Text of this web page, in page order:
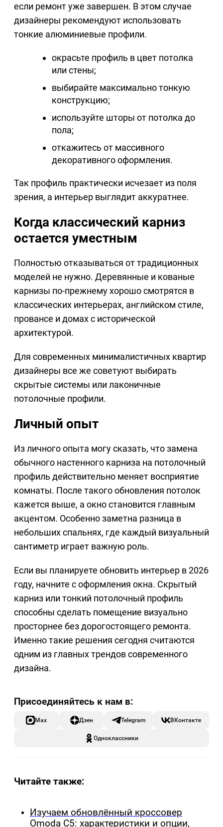
если ремонт уже завершен. В этом случае
дизайнеры рекомендуют использовать
тонкие алюминиевые профили.
окрасьте профиль в цвет потолка
или стены;
выбирайте максимально тонкую
конструкцию;
используйте шторы от потолка до
пола;
откажитесь от массивного
декоративного оформления.
Так профиль практически исчезает из поля
зрения, а интерьер выглядит аккуратнее.
Когда классический карниз
остается уместным
Полностью отказываться от традиционных
моделей не нужно. Деревянные и кованые
карнизы по-прежнему хорошо смотрятся в
классических интерьерах, английском стиле,
провансе и домах с исторической
архитектурой.
Для современных минималистичных квартир
дизайнеры все же советуют выбирать
скрытые системы или лаконичные
потолочные профили.
Личный опыт
Из личного опыта могу сказать, что замена
обычного настенного карниза на потолочный
профиль действительно меняет восприятие
комнаты. После такого обновления потолок
кажется выше, а окно становится главным
акцентом. Особенно заметна разница в
небольших спальнях, где каждый визуальный
сантиметр играет важную роль.
Если вы планируете обновить интерьер в 2026
году, начните с оформления окна. Скрытый
карниз или тонкий потолочный профиль
способны сделать помещение визуально
просторнее без дорогостоящего ремонта.
Именно такие решения сегодня считаются
одним из главных трендов современного
дизайна.
Max Дзен Telegram ВКонтакте
Одноклассники
Читайте также:
Изучаем обновлённый кроссовер
Omoda C5: характеристики и опции,